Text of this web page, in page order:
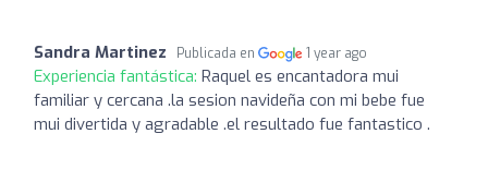
Sandra Martinez Publicada en 1 year ago
Experiencia fantástica: Raquel es encantadora mui
familiar y cercana .la sesion navideña con mi bebe fue
mui divertida y agradable .el resultado fue fantastico .